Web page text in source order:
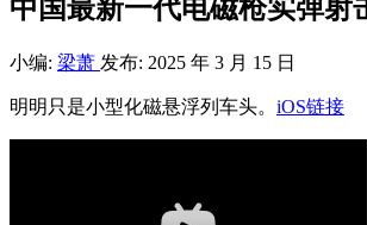
中国最新一代电磁枪实弹射
小编: 梁萧 发布: 2025 年 3 月 15 日
明明只是小型化磁悬浮列车头。 iOS链接